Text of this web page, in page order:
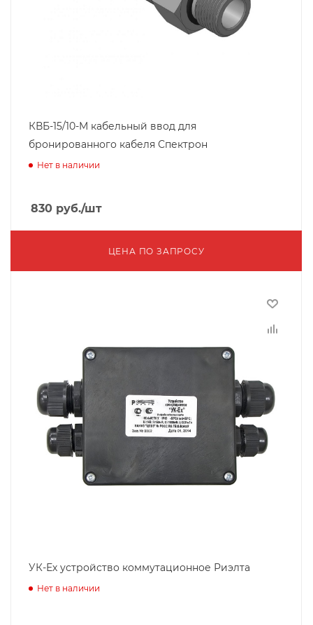
КВБ-15/10-М кабельный ввод для
бронированного кабеля Спектрон
Нет в наличии
830 руб./шт
ЦЕНА ПО ЗАПРОСУ
УК-Ех устройство коммутационное Риэлта
Нет в наличии